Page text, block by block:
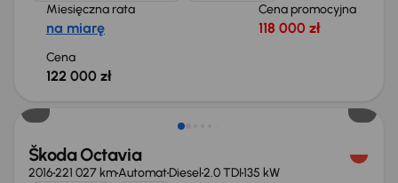
Miesięczna rata
na miarę
Cena promocyjna
118 000 zł
Cena
122 000 zł
Škoda Octavia
2016221 027 kmAutomatDiesel2.0 TDI135 kW